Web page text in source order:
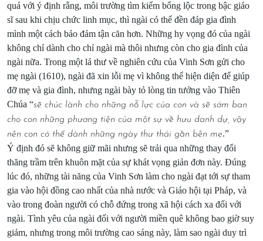
quá với ý định rằng, môi trường tìm kiếm bổng lộc trong bậc giáo
sĩ sau khi chịu chức linh mục, thì ngài có thể đền đáp gia đình
mình một cách bảo đảm tận căn hơn. Những hy vọng đó của ngài
không chỉ dành cho chỉ ngài mà thôi nhưng còn cho gia đình của
ngài nữa. Trong một lá thư về nghiên cứu của Vinh Sơn gửi cho
mẹ ngài (1610), ngài đã xin lỗi mẹ vì không thể hiện diện để giúp
đỡ mẹ và gia đình, nhưng ngài bày tỏ lòng tin tưởng vào Thiên
Chúa “sẽ chúc lành cho những nỗ lực của con và sẽ sớm ban
cho con những phương tiện của một sự về hưu danh dự, vậy
nên con có thể dành những ngày thư thái gần bên mẹ.”
Ý định đó sẽ không giữ mãi nhưng sẽ trải qua những thay đổi
thăng trầm trên khuôn mặt của sự khát vọng giản đơn này. Đúng
lúc đó, những tài năng của Vinh Sơn làm cho ngài đạt tới sự tham
gia vào hội đồng cao nhất của nhà nước và Giáo hội tại Pháp, và
vào trong đoàn người có chỗ đứng trong xã hội cách xa đối với
ngài. Tình yêu của ngài đối với người miền quê không bao giờ suy
giảm, nhưng trong môi trường cao sáng này, làm sao ngài duy trì